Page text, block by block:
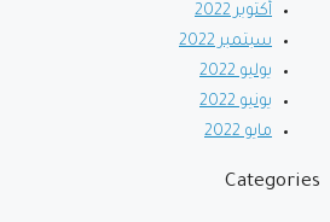
أكتوبر 2022
سبتمبر 2022
يوليو 2022
يونيو 2022
مايو 2022
Categories